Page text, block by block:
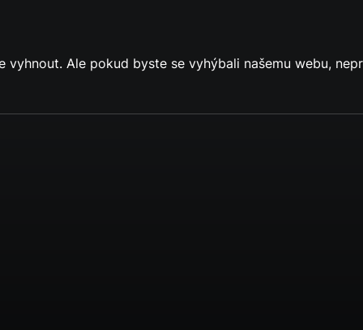
Ale pokud byste se vyhýbali našemu webu,